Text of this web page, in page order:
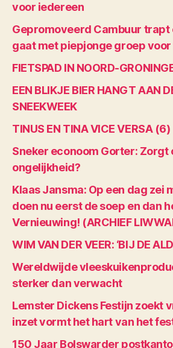
voor iedereen
Gepromoveerd Cambuur trapt
gaat met piepjonge groep
FIETSPAD IN NOORD-
EEN BLIKJE BIER HANGT AAN
SNEEKWEEK
TINUS EN TINA VICE VERSA (6)
Sneker econoom Gorter: Zorgt
ongelijkheid?
Klaas Jansma: Op een dag zei
doen nu eerst de soep en dan
Vernieuwing! (ARCHIEF
WIM VAN DER VEER: ‘BIJ DE
Wereldwijde
sterker dan verwacht
Lemster Dickens Festijn zoekt
inzet vormt het hart van het
150 Jaar Bolswarder